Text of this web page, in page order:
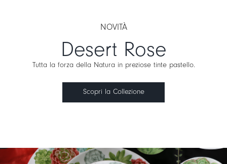
NOVITÀ
Desert Rose
Tutta la forza della Natura in preziose tinte pastello.
Scopri la Collezione